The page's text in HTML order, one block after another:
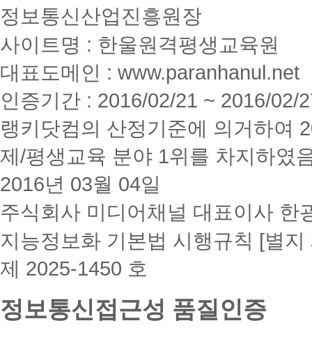
정보통신산업진흥원장
사이트명 : 한울원격평생교육원
대표도메인 : www.paranhanul.net
인증기간 : 2016/02/21 ~ 2016/02/
랭키닷컴의 산정기준에 의거하여
제/평생교육 분야 1위를 차지하였
2016년 03월 04일
주식회사 미디어채널 대표이사 한
지능정보화 기본법 시행규칙 [별지
제 2025-1450 호
정보통신접근성 품질인증